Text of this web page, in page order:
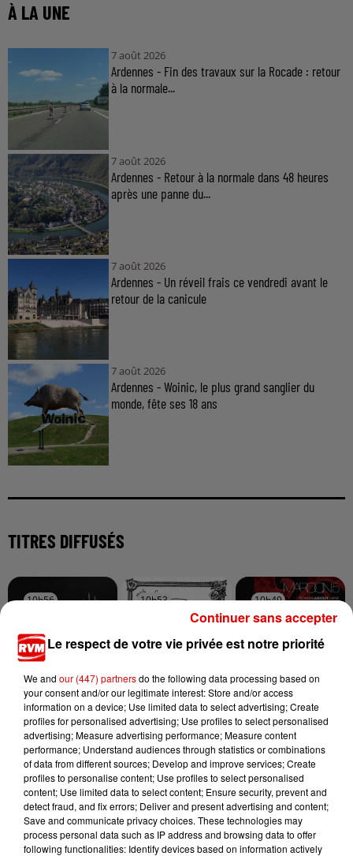
À LA UNE
7 août 2026
Ardennes - Fin des travaux sur la Rocade : retour
à la normale...
7 août 2026
Ardennes - Retour à la normale dans 48 heures
après une panne du...
7 août 2026
Ardennes - Un réveil frais ce vendredi avant le
retour de la canicule
7 août 2026
Ardennes - Woinic, le plus grand sanglier du
monde, fête ses 18 ans
TITRES DIFFUSÉS
10h56
10h56
TOVE LO X STROMAE
Des Fleurs
10h53
10h53
BRUNO MARS
I Just Might
10h49
10h49
MAROON 5
She Will Be Loved
Le respect de votre vie privée est notre priorité
We and our (447) partnersdo the following data processing based on
your consent and/or our legitimate interest: Store and/or access
information on a device; Use limited data to select advertising; Create
profiles for personalised advertising; Use profiles to select personalised
advertising; Measure advertising performance; Measure content
performance; Understand audiences through statistics or combinations
of data from different sources; Develop and improve services; Create
profiles to personalise content; Use profiles to select personalised
content; Use limited data to select content; Ensure security, prevent and
detect fraud, and fix errors; Deliver and present advertising and content;
Save and communicate privacy choices. These technologies may
process personal data such as IP address and browsing data to offer
following functionalities: Identify devices based on information actively
Continuer sans accepter